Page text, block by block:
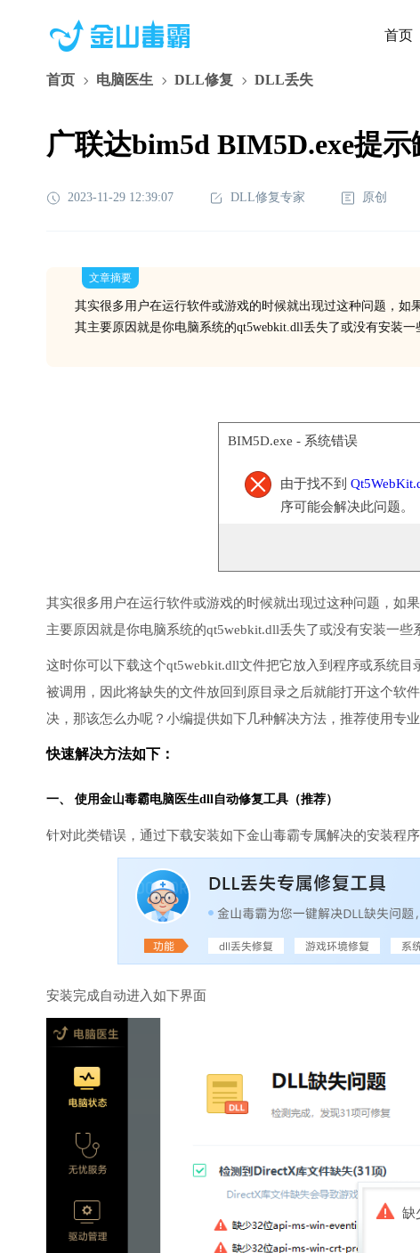
首页
首页 电脑医生 DLL修复 DLL丢失
广联达bim5d BIM5D.exe提
2023-11-29 12:39:07 DLL修复专家 原创
文章摘要
其实很多用户在运行软件或游戏的时候就出现过这种问题，如
其主要原因就是你电脑系统的qt5webkit.dll丢失了或没有安装一
BIM5D.exe - 系统错误
由于找不到
序可能会解决此问题。
其实很多用户在运行软件或游戏的时候就出现过这种问题，如
主要原因就是你电脑系统的qt5webkit.dll丢失了或没有安装一些
这时你可以下载这个qt5webkit.dll文件把它放入到程序或系统
被调用，因此将缺失的文件放回到原目录之后就能打开这个软
决，那该怎么办呢？小编提供如下几种解决方法，推荐使用专
快速解决方法如下：
一、 使用金山毒霸电脑医生dll自动修复工具（推荐）
针对此类错误，通过下载安装如下金山毒霸专属解决的安装程
安装完成自动进入如下界面
缺